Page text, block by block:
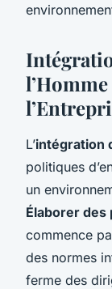
L’intégration
politiques
un
Élaborer des
commence
des normes
ferme des